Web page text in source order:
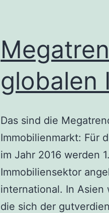
globalen
Das sind die
Immobilienmarkt: Für
im Jahr 2016 werden
Immobiliensektor
international. In
die sich der